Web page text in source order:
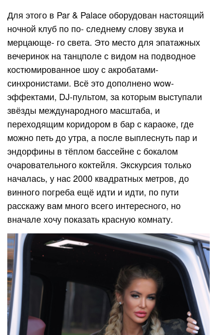
Для этого в Par & Palace оборудован настоящий
ночной клуб по по- следнему слову звука и
мерцающе- го света. Это место для эпатажных
вечеринок на танцполе с видом на подводное
костюмированное шоу с акробатами-
синхронистами. Всё это дополнено wow-
эффектами, DJ-пультом, за которым выступали
звёзды международного масштаба, и
переходящим коридором в бар с караоке, где
можно петь до утра, а после выплеснуть пар и
эндорфины в тёплом бассейне с бокалом
очаровательного коктейля. Экскурсия только
началась, у нас 2000 квадратных метров, до
винного погреба ещё идти и идти, по пути
расскажу вам много всего интересного, но
вначале хочу показать красную комнату.